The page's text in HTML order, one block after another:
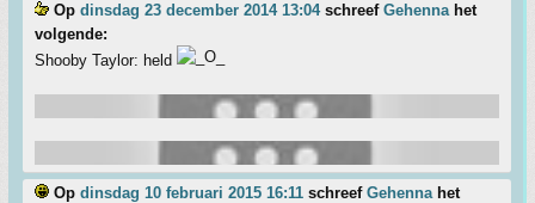
Op dinsdag 23 december 2014 13:04schreef Gehennahet
volgende:
Shooby Taylor: held
Op dinsdag 10 februari 2015 16:11 schreef Gehennahet